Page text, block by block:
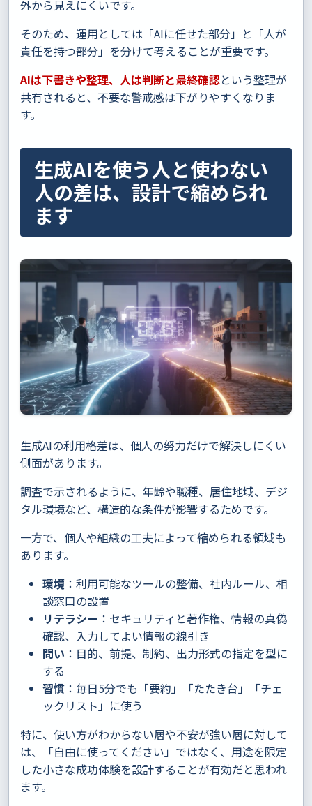
外から見えにくいです。
そのため、運用としては「AIに任せた部分」と「人が
責任を持つ部分」を分けて考えることが重要です。
AIは下書きや整理、人は判断と最終確認という整理が
共有されると、不要な警戒感は下がりやすくなりま
す。
生成AIを使う人と使わない
人の差は、設計で縮められ
ます
生成AIの利用格差は、個人の努力だけで解決しにくい
側面があります。
調査で示されるように、年齢や職種、居住地域、デジ
タル環境など、構造的な条件が影響するためです。
一方で、個人や組織の工夫によって縮められる領域も
あります。
環境 ：利用可能なツールの整備、社内ルール、相
談窓口の設置
リテラシー ：セキュリティと著作権、情報の真偽
確認、入力してよい情報の線引き
問い ：目的、前提、制約、出力形式の指定を型に
する
習慣 ：毎日5分でも「要約」「たたき台」「チェ
ックリスト」に使う
特に、使い方がわからない層や不安が強い層に対して
は、「自由に使ってください」ではなく、用途を限定
した小さな成功体験を設計することが有効だと思われ
ます。